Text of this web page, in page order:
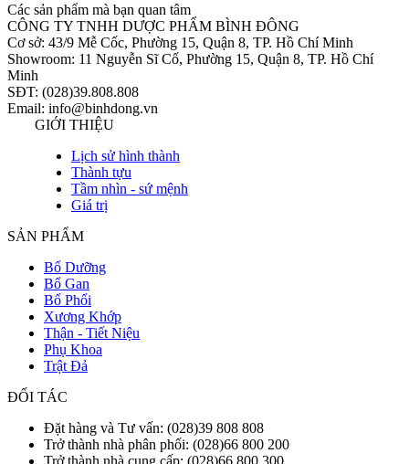
Các sản phẩm mà bạn quan tâm
CÔNG TY TNHH DƯỢC PHẨM BÌNH ĐÔNG
Cơ sở: 43/9 Mễ Cốc, Phường 15, Quận 8, TP. Hồ Chí Minh
Showroom: 11 Nguyễn Sĩ Cố, Phường 15, Quận 8, TP. Hồ Chí
Minh
SĐT: (028)39.808.808
Email: info@binhdong.vn
GIỚI THIỆU
Lịch sử hình thành
Thành tựu
Tầm nhìn - sứ mệnh
Giá trị
SẢN PHẨM
Bổ Dưỡng
Bổ Gan
Bổ Phổi
Xương Khớp
Thận - Tiết Niệu
Phụ Khoa
Trật Đả
ĐỐI TÁC
Đặt hàng và Tư vấn: (028)39 808 808
Trở thành nhà phân phối: (028)66 800 200
Trở thành nhà cung cấp: (028)66 800 300